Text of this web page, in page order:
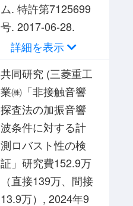
ム. 特許第7125699
号. 2017-06-28.
詳細を表示
共同研究 (三菱重工
業㈱「非接触音響
探査法の加振音響
波条件に対する計
測ロバスト性の検
証」研究費152.9万
（直接139万、間接
13.9万）, 2024年9